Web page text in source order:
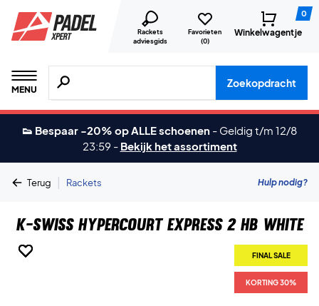
Rackets
adviesgids
Favorieten
(0)
0
Winkelwagentje
MENU
Zoeken naar producten, merken etc.
Zoekopdracht
👟 Bespaar -20% op ALLE schoenen - Geldig t/m 12/8
23:59 - Bekijk het assortiment
Terug | Rackets Hulp nodig?
K-Swiss Hypercourt Express 2 HB White
FINAL SALE
KORTING 30%
FINAL SALE
KORTING 30%
FINAL SALE
KORTING 30%
FINAL SALE
KORTING 30%
FINAL SALE
KORTING 30%
FINAL SALE
KORTING 30%
FINAL SALE
KORTING 30%